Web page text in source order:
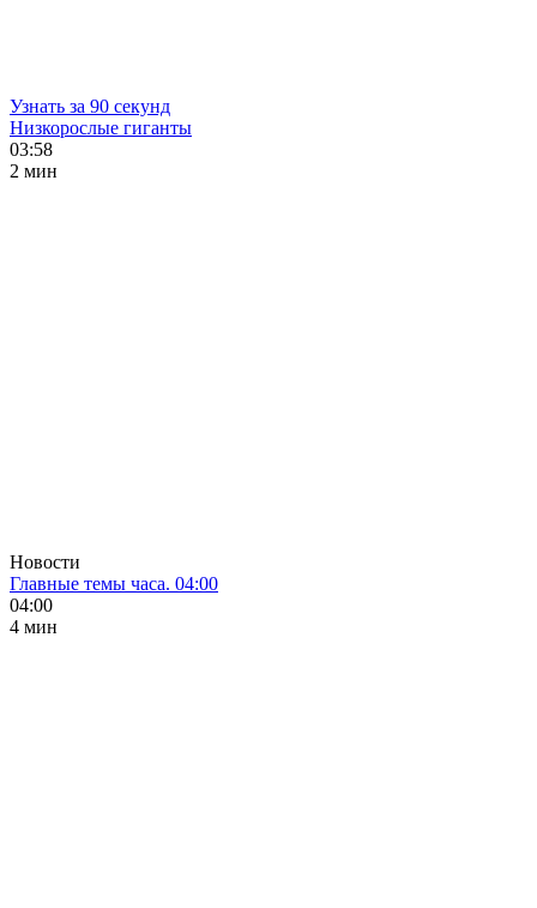
Узнать за 90 секунд
Низкорослые гиганты
03:58
2 мин
Новости
Главные темы часа. 04:00
04:00
4 мин